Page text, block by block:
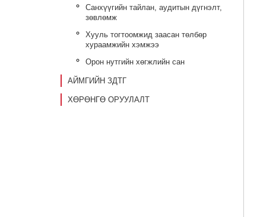
Санхүүгийн тайлан, аудитын дүгнэлт,
зөвлөмж
Хууль тогтоомжид заасан төлбөр
хураамжийн хэмжээ
Орон нутгийн хөгжлийн сан
АЙМГИЙН ЗДТГ
ХӨРӨНГӨ ОРУУЛАЛТ